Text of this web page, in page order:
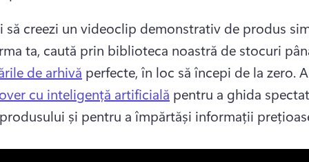
să creezi un videoclip demonstrativ de produs
de arhivă perfecte, în loc să începi de la zero.
cu inteligență artificială pentru a ghida
și pentru a împărtăși informații